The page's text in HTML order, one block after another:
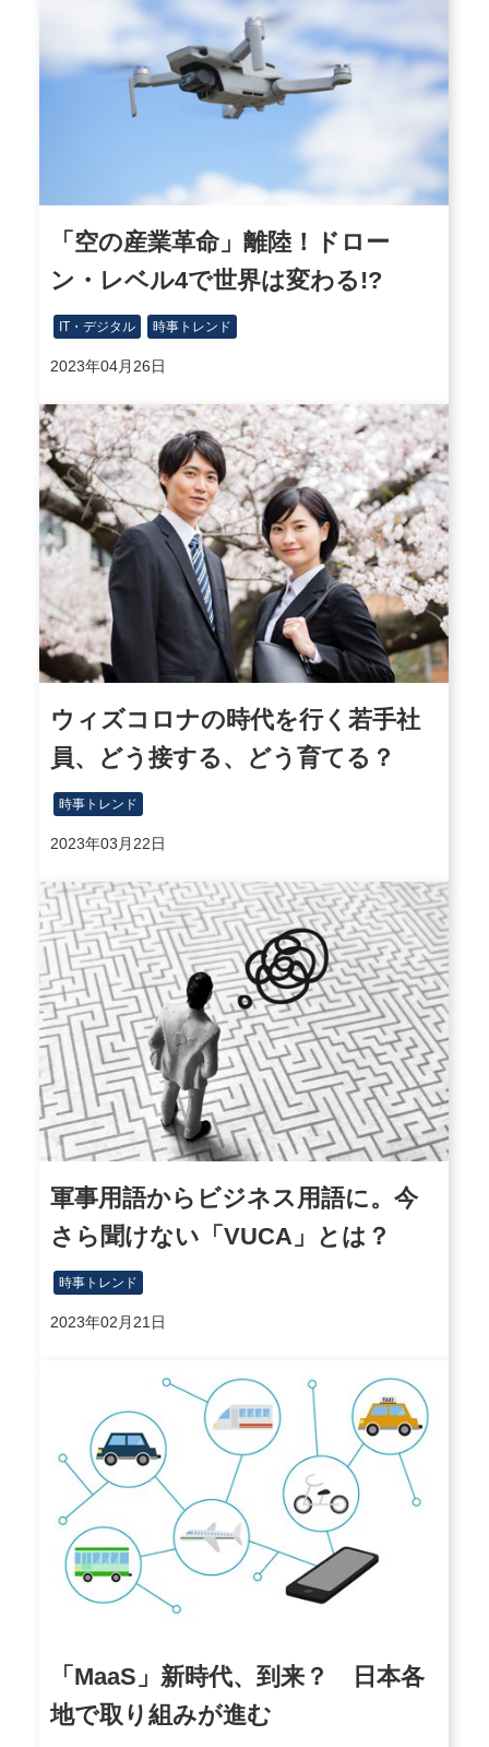
「空の産業革命」離陸！ドロー
ン・レベル4で世界は変わる!?
IT・デジタル 時事トレンド
2023年04月26日
ウィズコロナの時代を行く若手社
員、どう接する、どう育てる？
時事トレンド
2023年03月22日
軍事用語からビジネス用語に。今
さら聞けない「VUCA」とは？
時事トレンド
2023年02月21日
「MaaS」新時代、到来？ 日本各
地で取り組みが進む